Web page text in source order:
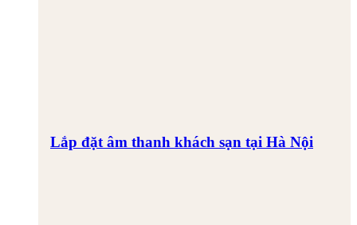
Lắp đặt âm thanh khách sạn tại Hà Nội